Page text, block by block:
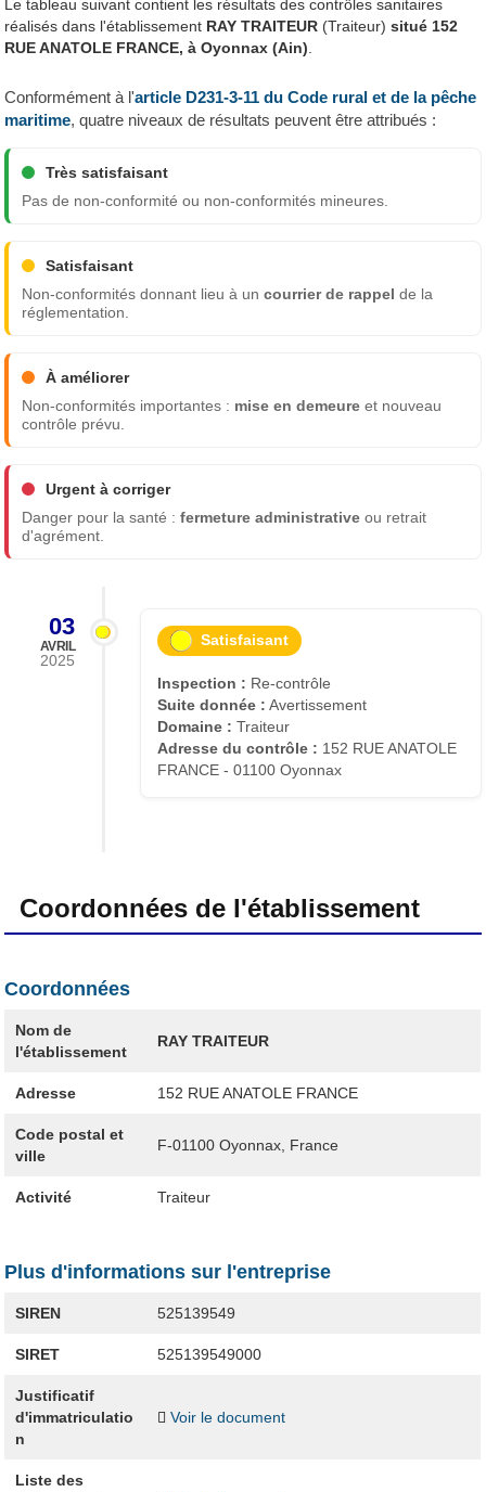
Le tableau suivant contient les résultats des contrôles sanitaires
réalisés dans l'établissement RAY TRAITEUR (Traiteur) situé 152
RUE ANATOLE FRANCE, à Oyonnax (Ain)
Conformément à l'article D231-3-11 du Code rural et de la pêche
maritime, quatre niveaux de résultats peuvent être attribués :
Très satisfaisant
Pas de non-conformité ou non-conformités mineures.
Satisfaisant
Non-conformités donnant lieu à uncourrier de rappel de la
réglementation.
À améliorer
Non-conformités importantes : mise en demeure et nouveau
contrôle prévu.
Urgent à corriger
Danger pour la santé :fermeture administrative ou retrait
d'agrément.
03
AVRIL
2025
Satisfaisant
Inspection : Re-contrôle
Suite donnée : Avertissement
Domaine : Traiteur
Adresse du contrôle : 152 RUE ANATOLE
FRANCE - 01100 Oyonnax
Coordonnées de l'établissement
Coordonnées
Nom de
l'établissement
RAY TRAITEUR
Adresse 152 RUE ANATOLE FRANCE
Code postal et
ville
F-01100 Oyonnax, France
Activité Traiteur
Plus d'informations sur l'entreprise
SIREN 525139549
SIRET 525139549000
Justificatif
d'immatriculatio
n
Voir le document
Liste des